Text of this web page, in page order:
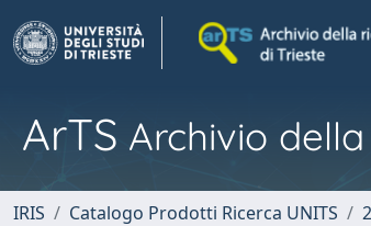
ArTS Archivio
IRIS Catalogo Prodotti Ricerca UNITS